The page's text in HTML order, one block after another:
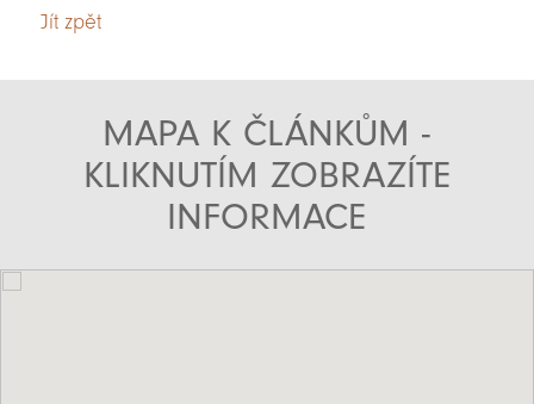
Jít zpět
MAPA K ČLÁNKŮM -
KLIKNUTÍM ZOBRAZÍTE
INFORMACE